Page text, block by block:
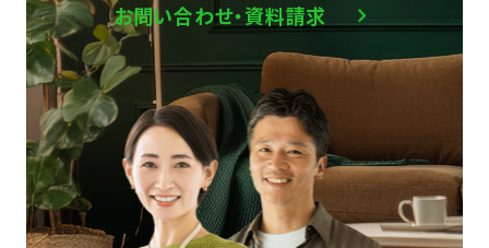
お問い合わせ・資料請求